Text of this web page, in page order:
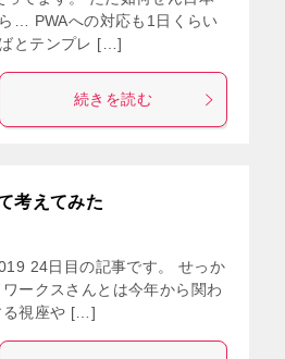
… PWAへの対応も1日くらい
とテンプレ […]
続きを読む
考えてみた
24日目の記事です。 せっか
ークスさんとは今年から関わ
る視座や […]